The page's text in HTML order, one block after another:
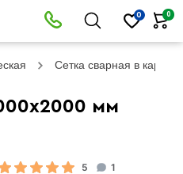
0 0
Сетка сварная в картах
мм
5 1